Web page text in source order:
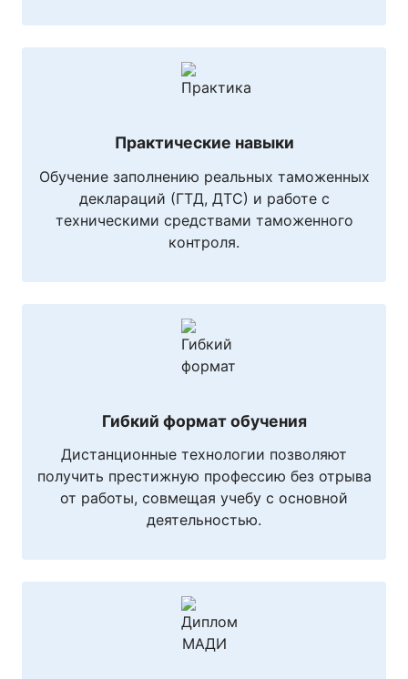
Практические навыки
Обучение заполнению реальных таможенных
деклараций (ГТД, ДТС) и работе с
техническими средствами таможенного
контроля.
Гибкий формат обучения
Дистанционные технологии позволяют
получить престижную профессию без отрыва
от работы, совмещая учебу с основной
деятельностью.